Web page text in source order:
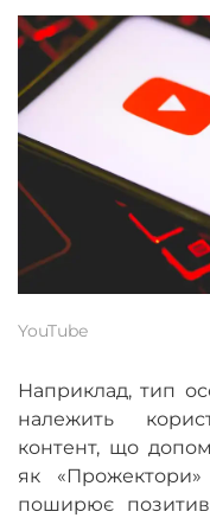
YouTube
Наприклад, тип
належить
контент, що
як
поширює